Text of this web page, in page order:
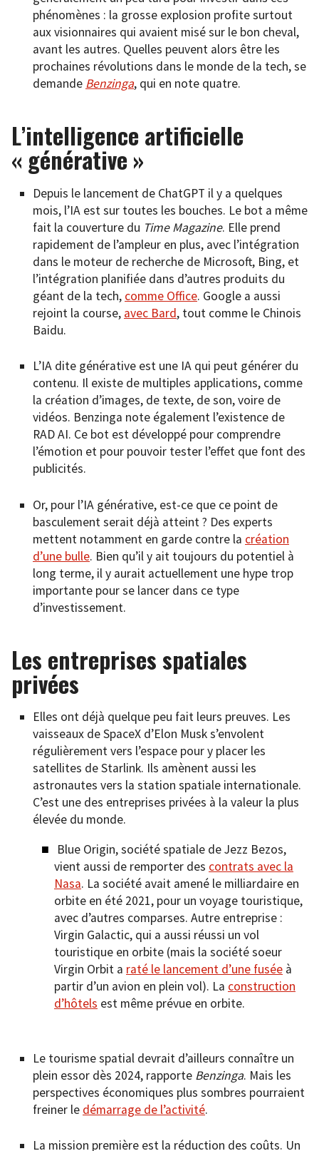
phénomènes : la grosse explosion profite surtout
aux visionnaires qui avaient misé sur le bon cheval,
avant les autres. Quelles peuvent alors être les
prochaines révolutions dans le monde de la tech, se
demande Benzinga, qui en note quatre.
L’intelligence artificielle
« générative »
Depuis le lancement de ChatGPT il y a quelques
mois, l’IA est sur toutes les bouches. Le bot a même
fait la couverture du Time Magazine. Elle prend
rapidement de l’ampleur en plus, avec l’intégration
dans le moteur de recherche de Microsoft, Bing, et
l’intégration planifiée dans d’autres produits du
géant de la tech, comme Office. Google a aussi
rejoint la course, avec Bard, tout comme le Chinois
Baidu.
L’IA dite générative est une IA qui peut générer du
contenu. Il existe de multiples applications, comme
la création d’images, de texte, de son, voire de
vidéos. Benzinga note également l’existence de
RAD AI. Ce bot est développé pour comprendre
l’émotion et pour pouvoir tester l’effet que font des
publicités.
Or, pour l’IA générative, est-ce que ce point de
basculement serait déjà atteint ? Des experts
mettent notamment en garde contre la création
d’une bulle. Bien qu’il y ait toujours du potentiel à
long terme, il y aurait actuellement une hype trop
importante pour se lancer dans ce type
d’investissement.
Les entreprises spatiales
privées
Elles ont déjà quelque peu fait leurs preuves. Les
vaisseaux de SpaceX d’Elon Musk s’envolent
régulièrement vers l’espace pour y placer les
satellites de Starlink. Ils amènent aussi les
astronautes vers la station spatiale internationale.
C’est une des entreprises privées à la valeur la plus
élevée du monde.
Blue Origin, société spatiale de Jezz Bezos,
vient aussi de remporter des contrats avec la
Nasa. La société avait amené le milliardaire en
orbite en été 2021, pour un voyage touristique,
avec d’autres comparses. Autre entreprise :
Virgin Galactic, qui a aussi réussi un vol
touristique en orbite (mais la société soeur
Virgin Orbit a raté le lancement d’une fusée à
partir d’un avion en plein vol). La construction
d’hôtels est même prévue en orbite.
Le tourisme spatial devrait d’ailleurs connaître un
plein essor dès 2024, rapporte Benzinga. Mais les
perspectives économiques plus sombres pourraient
freiner le démarrage de l’activité.
La mission première est la réduction des coûts. Un